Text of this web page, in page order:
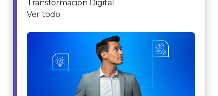
Transformación Digital
Ver todo